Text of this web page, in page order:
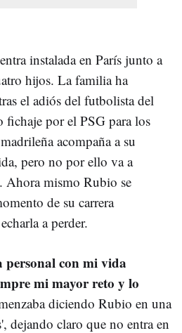
instalada en París junto a
hijos. La familia ha
el adiós del futbolista del
por el PSG para los
acompaña a su
pero no por ello va a
Ahora mismo Rubio se
de su carrera
a perder.
con mi vida
mi mayor reto y lo
diciendo Rubio en una
dejando claro que no entra en